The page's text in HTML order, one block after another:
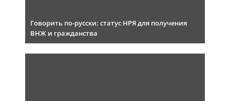
Говорить по-русски: статус НРЯ для получения
ВНЖ и гражданства